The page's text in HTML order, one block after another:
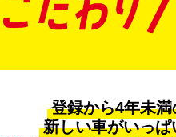
登録から4年未満
新しい車がいっぱ